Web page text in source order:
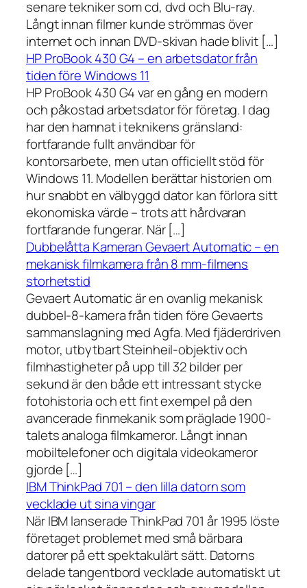
senare tekniker som cd, dvd och Blu-ray.
Långt innan filmer kunde strömmas över
internet och innan DVD-skivan hade blivit […]
HP ProBook 430 G4 – en arbetsdator från
tiden före Windows 11
HP ProBook 430 G4 var en gång en modern
och påkostad arbetsdator för företag. I dag
har den hamnat i teknikens gränsland:
fortfarande fullt användbar för
kontorsarbete, men utan officiellt stöd för
Windows 11. Modellen berättar historien om
hur snabbt en välbyggd dator kan förlora sitt
ekonomiska värde – trots att hårdvaran
fortfarande fungerar. När […]
Dubbelåtta Kameran Gevaert Automatic – en
mekanisk filmkamera från 8 mm-filmens
storhetstid
Gevaert Automatic är en ovanlig mekanisk
dubbel-8-kamera från tiden före Gevaerts
sammanslagning med Agfa. Med fjäderdriven
motor, utbytbart Steinheil-objektiv och
filmhastigheter på upp till 32 bilder per
sekund är den både ett intressant stycke
fotohistoria och ett fint exempel på den
avancerade finmekanik som präglade 1900-
talets analoga filmkameror. Långt innan
mobiltelefoner och digitala videokameror
gjorde […]
IBM ThinkPad 701 – den lilla datorn som
vecklade ut sina vingar
När IBM lanserade ThinkPad 701 år 1995 löste
företaget problemet med små bärbara
datorer på ett spektakulärt sätt. Datorns
delade tangentbord vecklade automatiskt ut